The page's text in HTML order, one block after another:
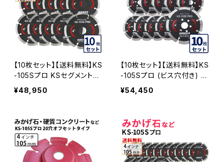
【10枚セット】【送料無料】KS
-105Sプロ KSセグメントプ
ロ 4インチ 105mm みかげ
石などの切断用 ダイヤセグ
刃 (ks-105spro-10)
¥48,950
【10枚セット】【送料無料】KS
-105Sプロ (ビス穴付き) K
Sセグメントプロ 4インチ 10
5mm みかげ石などの切断
モンドカッター 刃 ビス3個
付属 (ks-105spro-b) KS-
105SPRO-B-10
¥54,450